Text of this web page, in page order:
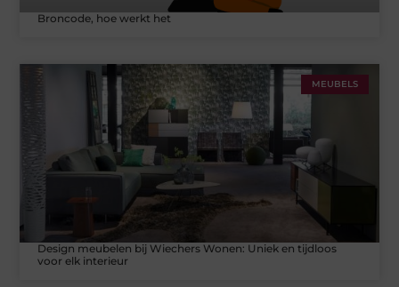
Broncode, hoe werkt het
MEUBELS
Design meubelen bij Wiechers Wonen: Uniek en tijdloos
voor elk interieur